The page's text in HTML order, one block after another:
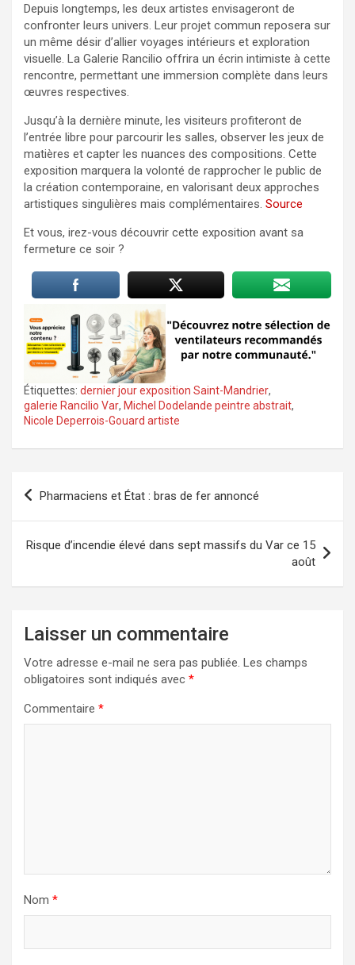
Depuis longtemps, les deux artistes envisageront de
confronter leurs univers. Leur projet commun reposera sur
un même désir d’allier voyages intérieurs et exploration
visuelle. La Galerie Rancilio offrira un écrin intimiste à cette
rencontre, permettant une immersion complète dans leurs
œuvres respectives.
Jusqu’à la dernière minute, les visiteurs profiteront de
l’entrée libre pour parcourir les salles, observer les jeux de
matières et capter les nuances des compositions. Cette
exposition marquera la volonté de rapprocher le public de
la création contemporaine, en valorisant deux approches
artistiques singulières mais complémentaires. Source
Et vous, irez-vous découvrir cette exposition avant sa
fermeture ce soir ?
Étiquettes: dernier jour exposition Saint-Mandrier,
galerie Rancilio Var, Michel Dodelande peintre abstrait,
Nicole Deperrois-Gouard artiste
Navigation
Pharmaciens et État : bras de fer annoncé
Risque d’incendie élevé dans sept massifs du Var ce 15
août
Laisser un commentaire
Votre adresse e-mail ne sera pas publiée. Les champs
obligatoires sont indiqués avec *
Commentaire *
Nom *